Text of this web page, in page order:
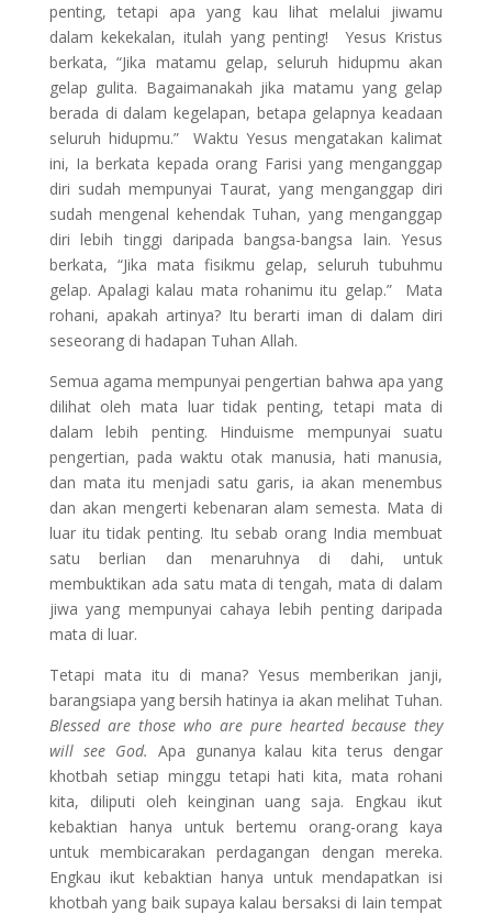
penting, tetapi apa yang kau lihat melalui jiwamu
dalam kekekalan, itulah yang penting! Yesus Kristus
berkata, “Jika matamu gelap, seluruh hidupmu akan
gelap gulita. Bagaimanakah jika matamu yang gelap
berada di dalam kegelapan, betapa gelapnya keadaan
seluruh hidupmu.” Waktu Yesus mengatakan kalimat
ini, Ia berkata kepada orang Farisi yang menganggap
diri sudah mempunyai Taurat, yang menganggap diri
sudah mengenal kehendak Tuhan, yang menganggap
diri lebih tinggi daripada bangsa-bangsa lain. Yesus
berkata, “Jika mata fisikmu gelap, seluruh tubuhmu
gelap. Apalagi kalau mata rohanimu itu gelap.” Mata
rohani, apakah artinya? Itu berarti iman di dalam diri
seseorang di hadapan Tuhan Allah.
Semua agama mempunyai pengertian bahwa apa yang
dilihat oleh mata luar tidak penting, tetapi mata di
dalam lebih penting. Hinduisme mempunyai suatu
pengertian, pada waktu otak manusia, hati manusia,
dan mata itu menjadi satu garis, ia akan menembus
dan akan mengerti kebenaran alam semesta. Mata di
luar itu tidak penting. Itu sebab orang India membuat
satu berlian dan menaruhnya di dahi, untuk
membuktikan ada satu mata di tengah, mata di dalam
jiwa yang mempunyai cahaya lebih penting daripada
mata di luar.
Tetapi mata itu di mana? Yesus memberikan janji,
barangsiapa yang bersih hatinya ia akan melihat Tuhan.
Blessed are those who are pure hearted because they
will see God. Apa gunanya kalau kita terus dengar
khotbah setiap minggu tetapi hati kita, mata rohani
kita, diliputi oleh keinginan uang saja. Engkau ikut
kebaktian hanya untuk bertemu orang-orang kaya
untuk membicarakan perdagangan dengan mereka.
Engkau ikut kebaktian hanya untuk mendapatkan isi
khotbah yang baik supaya kalau bersaksi di lain tempat